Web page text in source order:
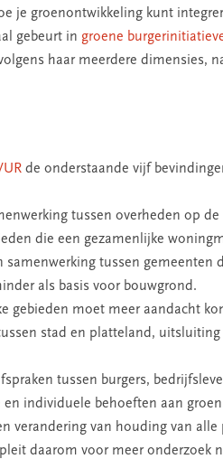
je groenontwikkeling kunt
gebeurt in groene
haar meerdere dimensies,
de onderstaande vijf
tussen overheden op
die een gezamenlijke
tussen gemeenten
als basis voor bouwgrond.
gebieden moet meer aandacht
stad en platteland,
tussen burgers,
individuele behoeften aan
verandering van houding van
daarom voor meer onderzoek